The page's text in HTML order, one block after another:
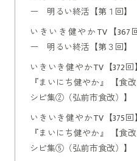
ー 明るい終活【第１回】
いきいき健やかTV【367
ー 明るい終活【第３回】
いきいき健やかTV【372
『まいにち健やか』 【食
シピ集②（弘前市食改）】
いきいき健やかTV【375
『まいにち健やか』 【食
シピ集⑤（弘前市食改）】